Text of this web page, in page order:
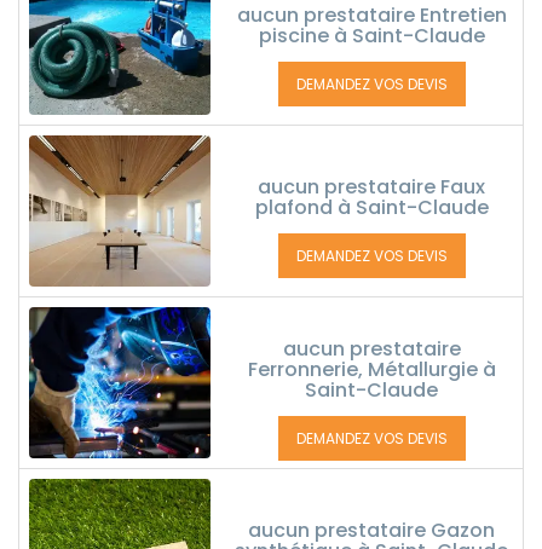
aucun prestataire Entretien
piscine à Saint-Claude
DEMANDEZ VOS DEVIS
aucun prestataire Faux
plafond à Saint-Claude
DEMANDEZ VOS DEVIS
aucun prestataire
Ferronnerie, Métallurgie à
Saint-Claude
DEMANDEZ VOS DEVIS
aucun prestataire Gazon